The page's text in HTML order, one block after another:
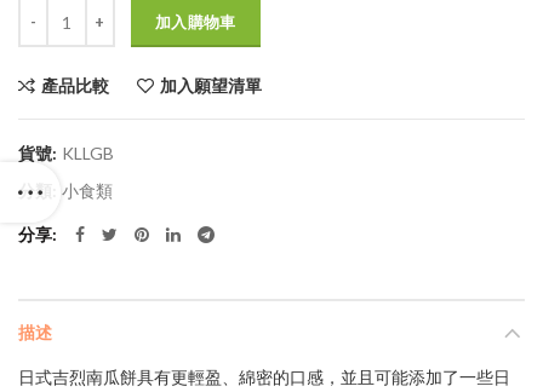
$98.0。$69.0。
加入購物車
產品比較 加入願望清單
貨號: KLLGB
分類: 小食類
分享
描述
日式吉烈南瓜餅具有更輕盈、綿密的口感，並且可能添加了一些日